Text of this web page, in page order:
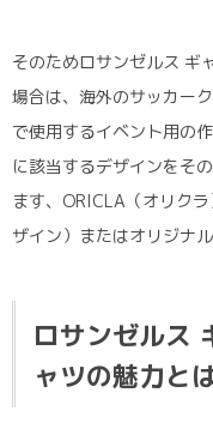
そのためロサンゼルス ギ
場合は、海外のサッカー
で使用するイベント用の
に該当するデザインをそ
ます、ORICLA（オリク
ザイン）またはオリジナ
ロサンゼルス
ャツの魅力と